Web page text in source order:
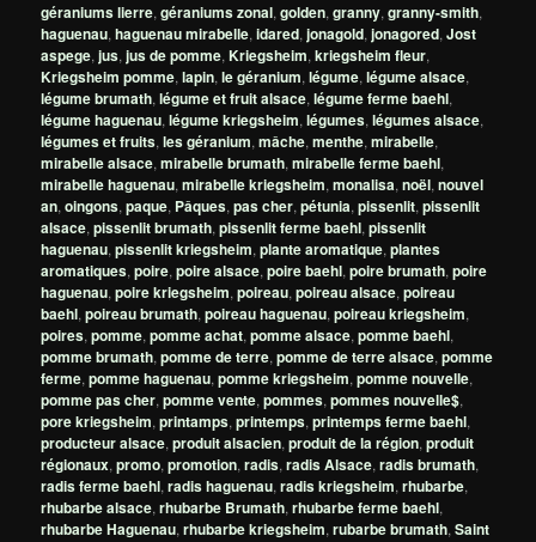
géraniums lierre,géraniums zonal,golden,granny,granny-smith,
haguenau,haguenau mirabelle,idared,jonagold,jonagored,Jost
aspege,jus,jus de pomme,Kriegsheim,kriegsheim fleur,
Kriegsheim pomme,lapin,le géranium,légume,légume alsace,
légume brumath,légume et fruit alsace,légume ferme baehl,
légume haguenau,légume kriegsheim,légumes,légumes alsace,
légumes et fruits,les géranium,mâche,menthe,mirabelle,
mirabelle alsace,mirabelle brumath,mirabelle ferme baehl,
mirabelle haguenau,mirabelle kriegsheim,monalisa,noël,nouvel
an,oingons,paque, Pâques,pas cher,pétunia,pissenlit,pissenlit
alsace,pissenlit brumath,pissenlit ferme baehl,pissenlit
haguenau,pissenlit kriegsheim,plante aromatique,plantes
aromatiques,poire,poire alsace,poire baehl,poire brumath,poire
haguenau,poire kriegsheim,poireau,poireau alsace,poireau
baehl,poireau brumath,poireau haguenau,poireau kriegsheim,
poires,pomme,pomme achat,pomme alsace,pomme baehl,
pomme brumath,pomme de terre,pomme de terre alsace,pomme
ferme,pomme haguenau,pomme kriegsheim,pomme nouvelle,
pomme pas cher,pomme vente,pommes,pommes nouvelle$,
pore kriegsheim,printamps,printemps,printemps ferme baehl,
producteur alsace,produit alsacien,produit de la région,produit
régionaux,promo,promotion,radis,radis Alsace,radis brumath,
radis ferme baehl,radis haguenau,radis kriegsheim,rhubarbe,
rhubarbe alsace,rhubarbe Brumath,rhubarbe ferme baehl,
rhubarbe Haguenau,rhubarbe kriegsheim,rubarbe brumath,Saint